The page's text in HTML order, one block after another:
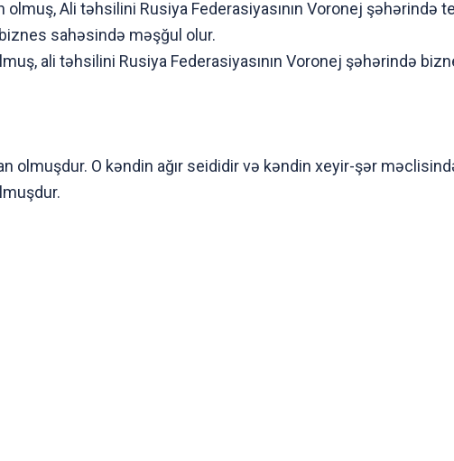
Ali təhsilini Rusiya Federasiyasının Voronej şəhərində
sahəsində məşğul olur.
ali təhsilini Rusiya Federasiyasının Voronej şəhərində
olmuşdur. O kəndin ağır seididir və kəndin xeyir-şər